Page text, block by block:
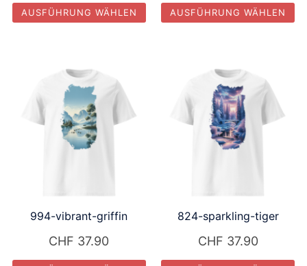
werden
werden
AUSFÜHRUNG WÄHLEN
weist
mehrere
Varianten
auf.
Die
auf
der
Produktseite
AUSFÜHRUNG WÄHLEN
weist
mehrere
Varianten
auf.
Die
auf
der
Produktseite
994-vibrant-griffin
CHF 37.90
824-sparkling-tiger
CHF 37.90